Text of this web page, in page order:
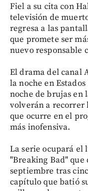
Fiel a su cita con
televisión de
regresa a las
que promete ser
nuevo responsable
El drama del canal
la noche en
noche de brujas en
volverán a recorrer
que ocurre en el
más inofensiva.
La serie ocupará
"Breaking Bad" que
septiembre tras
capítulo que batió